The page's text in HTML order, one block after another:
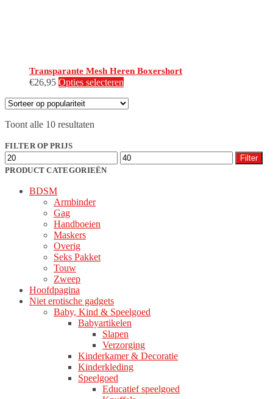
Transparante Mesh Heren Boxershort
€26,95 Opties selecteren
heeft
kan
Toont alle 10 resultaten
FILTER OP PRIJS
Min.
prijs
Max.
prijs
Filter
PRODUCT CATEGORIEËN
BDSM
Armbinder
Gag
Handboeien
Maskers
Overig
Seks Pakket
Touw
Zweep
Hoofdpagina
Niet erotische gadgets
Baby, Kind & Speelgoed
Babyartikelen
Slapen
Verzorging
Kinderkamer & Decoratie
Kinderkleding
Speelgoed
Educatief speelgoed